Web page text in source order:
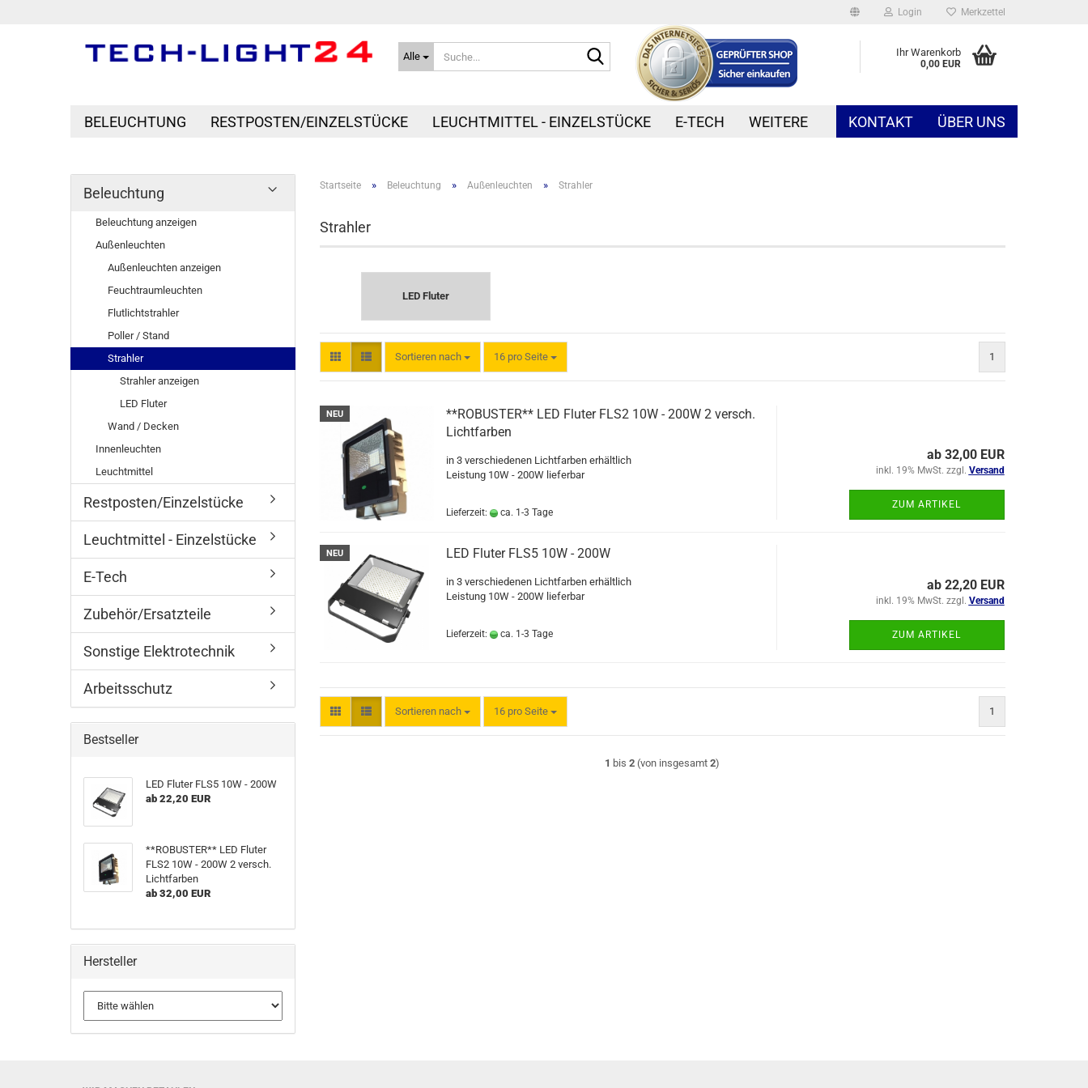
Login Merkzettel
Alle
Suche... Ihr Warenkorb
0,00 EUR
BELEUCHTUNG RESTPOSTEN/EINZELSTÜCKE LEUCHTMITTEL - EINZELSTÜCKE E-TECH KONTAKT ÜBER UNS
WEITERE
Startseite » Beleuchtung » Außenleuchten » Strahler
Strahler
LED Fluter
Sortieren nach
Sortieren nach 16 pro Seite
pro Seite 1
NEU
**ROBUSTER** LED Fluter FLS2 10W - 200W 2 versch.
Lichtfarben
in 3 verschiedenen Lichtfarben erhältlich
Leistung 10W - 200W lieferbar
Lieferzeit: ca. 1-3 Tage
ab 32,00 EUR
inkl. 19% MwSt. zzgl. Versand
ZUM ARTIKEL
NEU LED Fluter FLS5 10W - 200W
in 3 verschiedenen Lichtfarben erhältlich
Leistung 10W - 200W lieferbar
Lieferzeit: ca. 1-3 Tage
ab 22,20 EUR
inkl. 19% MwSt. zzgl. Versand
ZUM ARTIKEL
Sortieren nach
Sortieren nach 16 pro Seite
pro Seite 1
1 bis2 (von insgesamt2)
Beleuchtung
Beleuchtung anzeigen
Außenleuchten
Außenleuchten anzeigen
Feuchtraumleuchten
Flutlichtstrahler
Poller / Stand
Strahler
Strahler anzeigen
LED Fluter
Wand / Decken
Innenleuchten
Leuchtmittel
Restposten/Einzelstücke
Leuchtmittel - Einzelstücke
E-Tech
Zubehör/Ersatzteile
Sonstige Elektrotechnik
Arbeitsschutz
Bestseller
LED Fluter FLS5 10W - 200W
ab 22,20 EUR
**ROBUSTER** LED Fluter
FLS2 10W - 200W 2 versch.
Lichtfarben
ab 32,00 EUR
Hersteller